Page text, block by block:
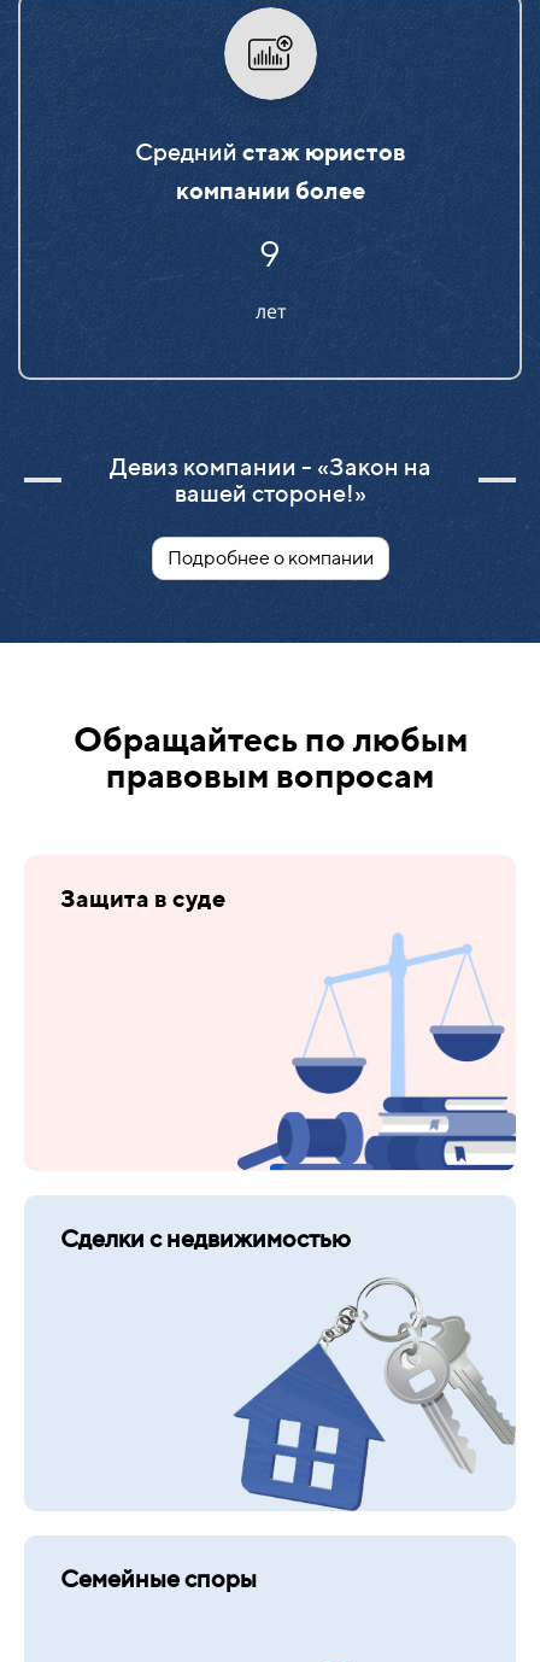
Средний стаж юристов
компании более
15
лет
Девиз компании - «Закон на
вашей стороне!»
Подробнее о компании
Обращайтесь по любым
правовым вопросам
Защита в суде
Сделки с недвижимостью
Семейные споры